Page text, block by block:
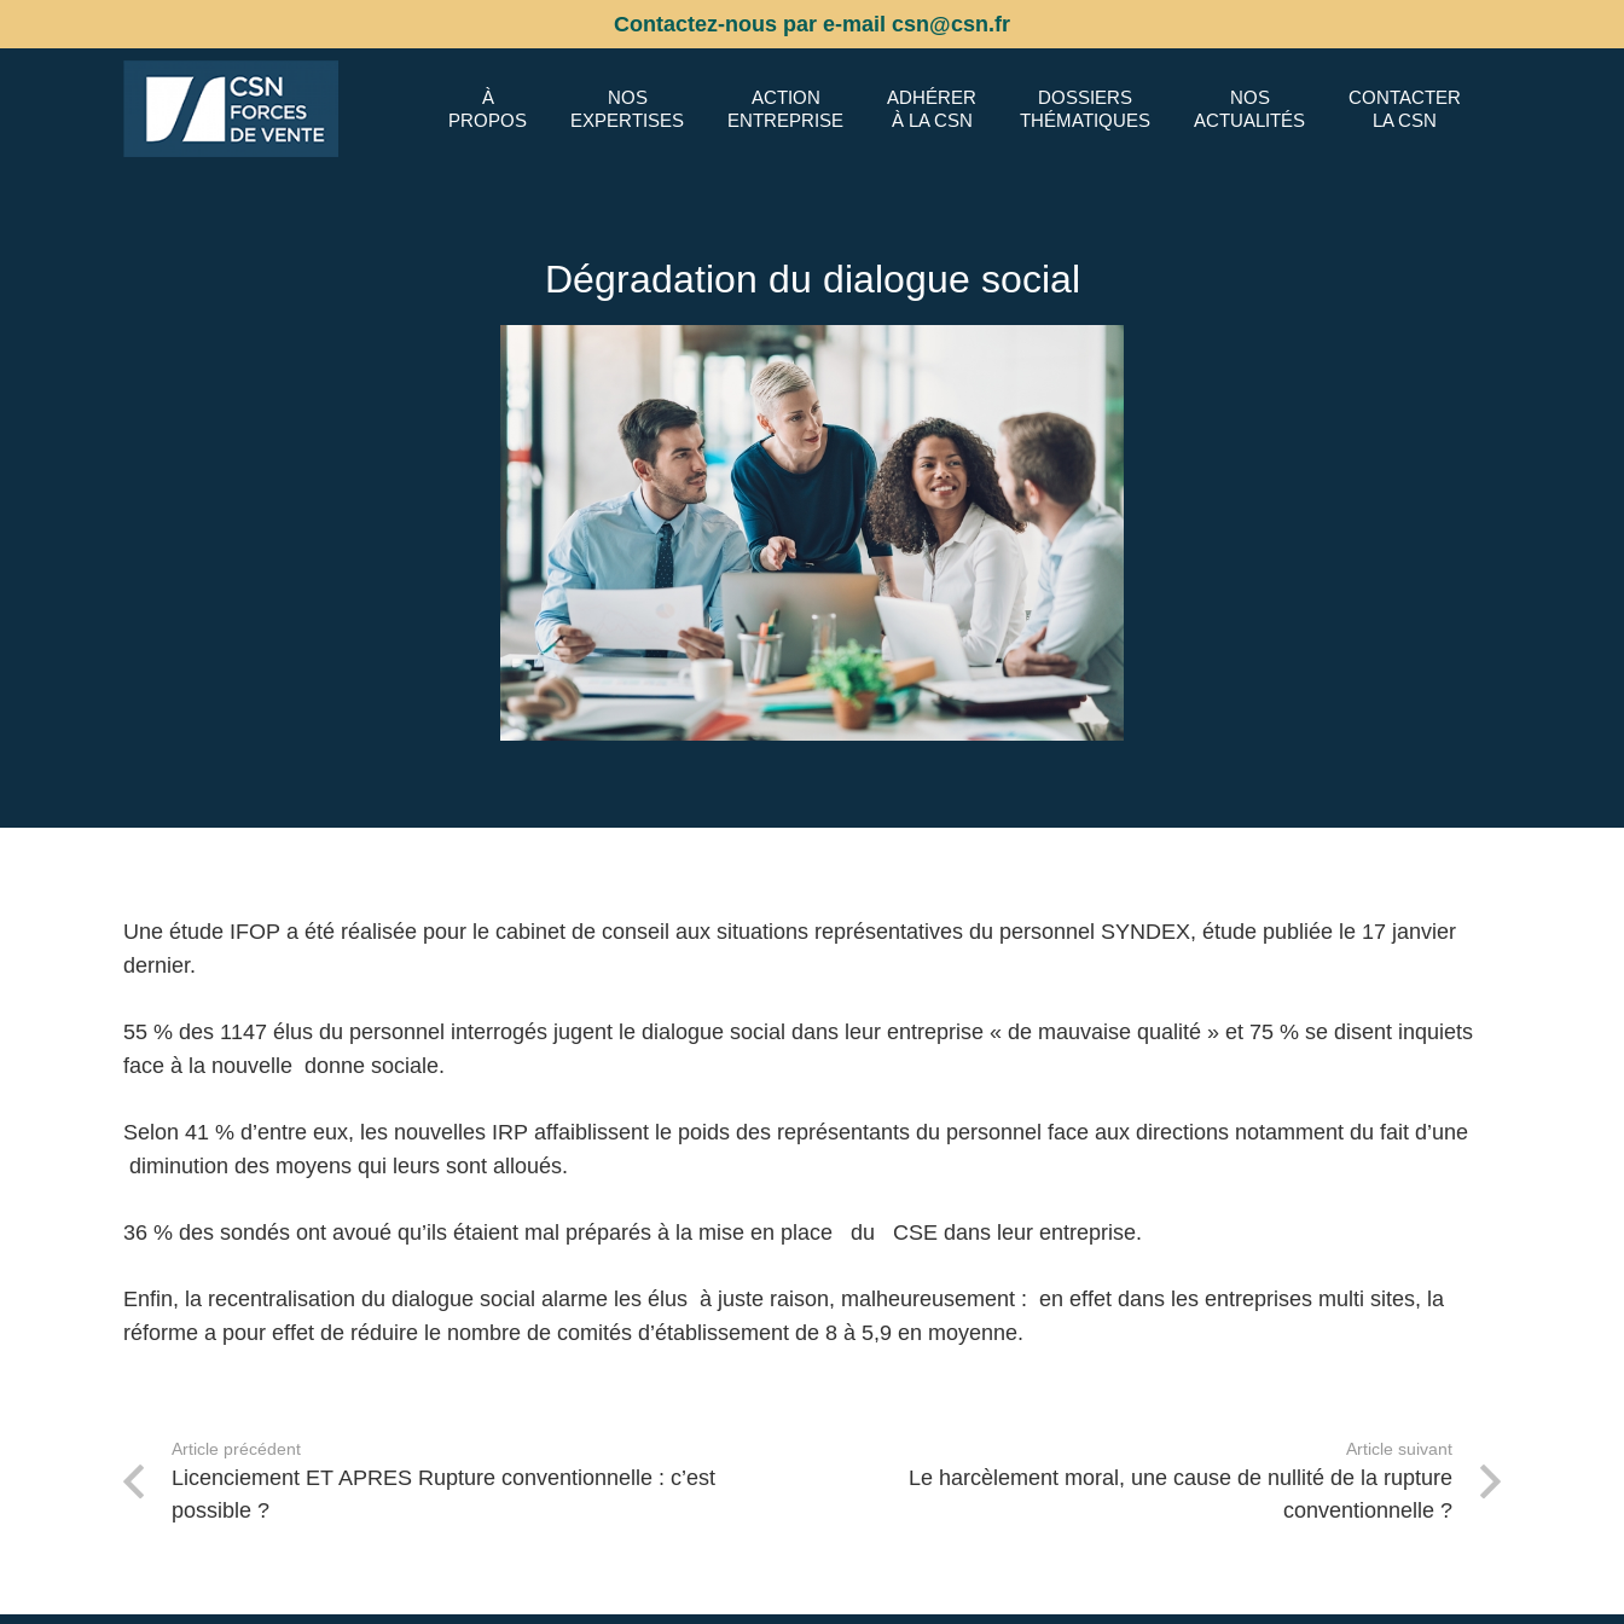
Contactez-nous par e-mail csn@csn.fr
À
PROPOS
NOS
EXPERTISES
ACTION
ENTREPRISE
ADHÉRER
À LA CSN
DOSSIERS
THÉMATIQUES
NOS
ACTUALITÉS
CONTACTER
LA CSN
Dégradation du dialogue social
Une étude IFOP a été réalisée pour le cabinet de conseil aux situations représentatives du personnel SYNDEX, étude publiée le 17 janvier
dernier.
55 % des 1147 élus du personnel interrogés jugent le dialogue social dans leur entreprise « de mauvaise qualité » et 75 % se disent inquiets
face à la nouvelle donne sociale.
Selon 41 % d’entre eux, les nouvelles IRP affaiblissent le poids des représentants du personnel face aux directions notamment du fait d’une
diminution des moyens qui leurs sont alloués.
36 % des sondés ont avoué qu’ils étaient mal préparés à la mise en place du CSE dans leur entreprise.
Enfin, la recentralisation du dialogue social alarme les élus à juste raison, malheureusement : en effet dans les entreprises multi sites, la
réforme a pour effet de réduire le nombre de comités d’établissement de 8 à 5,9 en moyenne.
Article précédent
Licenciement ET APRES Rupture conventionnelle : c’est
possible ?
Article suivant
Le harcèlement moral, une cause de nullité de la rupture
conventionnelle ?